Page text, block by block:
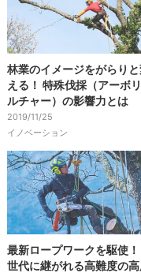
林業のイメージをがらり
える！ 特殊伐採（アーボ
ルチャー）の影響力とは
2019/11/25
イノベーション
最新ロープワークを駆使！
世代に継がれる高難度の